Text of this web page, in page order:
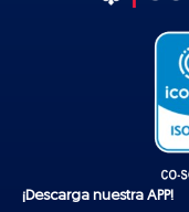
¡Descarga nuestra APP!